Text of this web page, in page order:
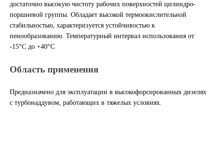
Иномарки
КРАЗ
ММЗ
МТЗ
достаточно высокую чистоту рабочих поверхностей цилиндро-
поршневой группы. Обладает высокой термоокислительной
стабильностью, характеризуется устойчивостью к
пенообразованию. Температурный интервал использования от
-15°С до +40°С
Область применения
Предназначено для эксплуатации в высокофорсированных дизелях
с турбонаддувом, работающих в тяжелых условиях.